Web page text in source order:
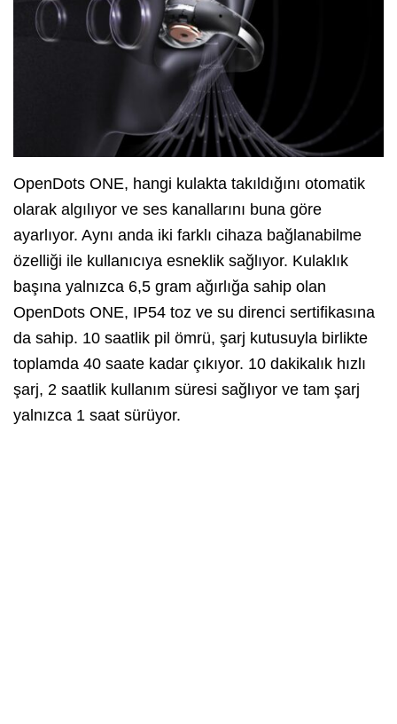
OpenDots ONE, hangi kulakta takıldığını otomatik
olarak algılıyor ve ses kanallarını buna göre
ayarlıyor. Aynı anda iki farklı cihaza bağlanabilme
özelliği ile kullanıcıya esneklik sağlıyor. Kulaklık
başına yalnızca 6,5 gram ağırlığa sahip olan
OpenDots ONE, IP54 toz ve su direnci sertifikasına
da sahip. 10 saatlik pil ömrü, şarj kutusuyla birlikte
toplamda 40 saate kadar çıkıyor. 10 dakikalık hızlı
şarj, 2 saatlik kullanım süresi sağlıyor ve tam şarj
yalnızca 1 saat sürüyor.